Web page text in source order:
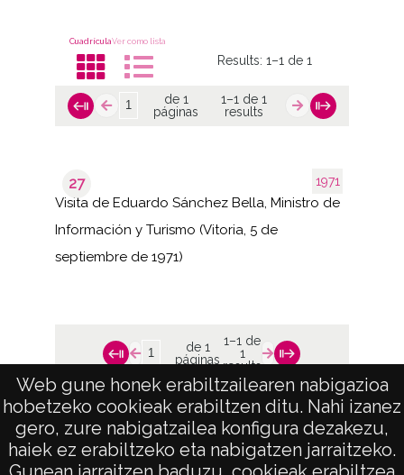
Web gune honek erabiltzailearen nabigazioa
hobetzeko cookieak erabiltzen ditu. Nahi izanez
gero, zure nabigatzailea konfigura dezakezu,
haiek ez erabiltzeko eta nabigatzen jarraitzeko.
CuadrículaVer como lista
Results:1–1 de 1
de 1
páginas
1–1 de 1
results
1971
27
Visita de Eduardo Sánchez Bella, Ministro de
Información y Turismo (Vitoria, 5 de
septiembre de 1971)
de 1
páginas
1–1 de
1
results